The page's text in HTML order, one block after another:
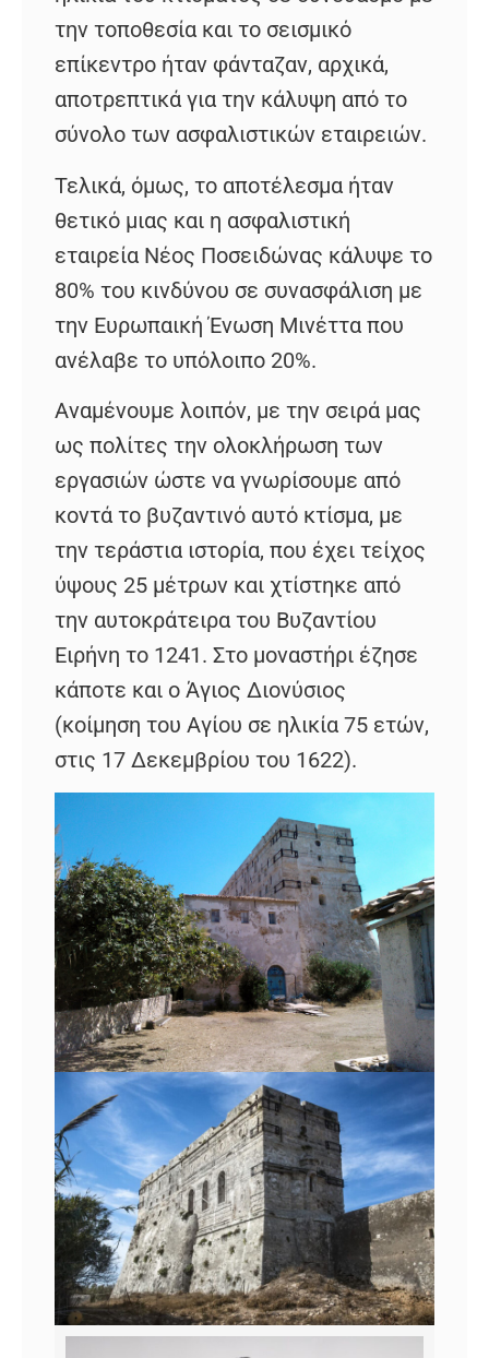
την τοποθεσία και το σεισμικό
επίκεντρο ήταν φάνταζαν, αρχικά,
αποτρεπτικά για την κάλυψη από το
σύνολο των ασφαλιστικών εταιρειών.
Τελικά, όμως, το αποτέλεσμα ήταν
θετικό μιας και η ασφαλιστική
εταιρεία Νέος Ποσειδώνας κάλυψε το
80% του κινδύνου σε συνασφάλιση με
την Ευρωπαική Ένωση Μινέττα που
ανέλαβε το υπόλοιπο 20%.
Αναμένουμε λοιπόν, με την σειρά μας
ως πολίτες την ολοκλήρωση των
εργασιών ώστε να γνωρίσουμε από
κοντά το βυζαντινό αυτό κτίσμα, με
την τεράστια ιστορία, που έχει τείχος
ύψους 25 μέτρων και χτίστηκε από
την αυτοκράτειρα του Βυζαντίου
Ειρήνη το 1241. Στο μοναστήρι έζησε
κάποτε και ο Άγιος Διονύσιος
(κοίμηση του Αγίου σε ηλικία 75 ετών,
στις 17 Δεκεμβρίου του 1622).